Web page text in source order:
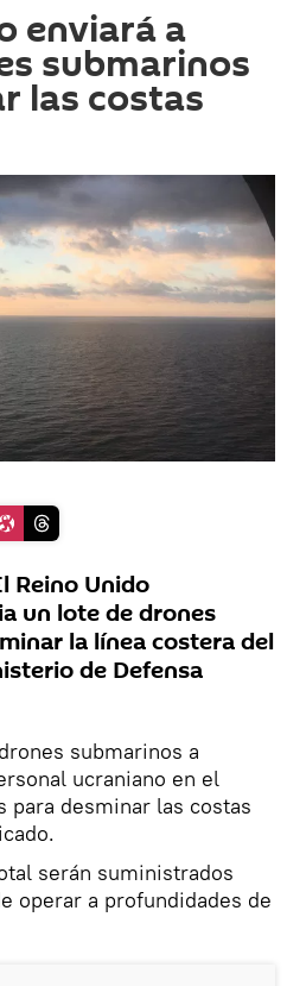
enviará a
submarinos
las costas
Reino Unido
un lote de drones
la línea costera del
de Defensa
submarinos a
ucraniano en el
para desminar las costas
serán suministrados
operar a profundidades de